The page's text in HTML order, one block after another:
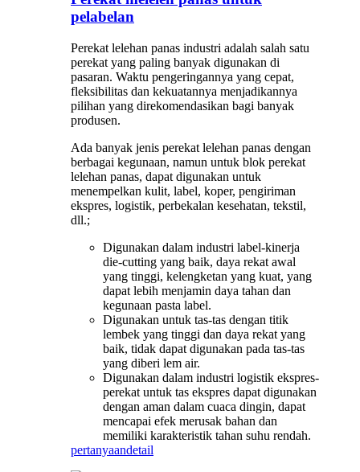
pelabelan
Perekat lelehan panas industri adalah salah satu
perekat yang paling banyak digunakan di
pasaran. Waktu pengeringannya yang cepat,
fleksibilitas dan kekuatannya menjadikannya
pilihan yang direkomendasikan bagi banyak
produsen.
Ada banyak jenis perekat lelehan panas dengan
berbagai kegunaan, namun untuk blok perekat
lelehan panas, dapat digunakan untuk
menempelkan kulit, label, koper, pengiriman
ekspres, logistik, perbekalan kesehatan, tekstil,
dll.;
Digunakan dalam industri label-kinerja
die-cutting yang baik, daya rekat awal
yang tinggi, kelengketan yang kuat, yang
dapat lebih menjamin daya tahan dan
kegunaan pasta label.
Digunakan untuk tas-tas dengan titik
lembek yang tinggi dan daya rekat yang
baik, tidak dapat digunakan pada tas-tas
yang diberi lem air.
Digunakan dalam industri logistik ekspres-
perekat untuk tas ekspres dapat digunakan
dengan aman dalam cuaca dingin, dapat
mencapai efek merusak bahan dan
memiliki karakteristik tahan suhu rendah.
pertanyaandetail